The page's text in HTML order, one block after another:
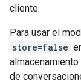
cliente.
Para usar el
store=false
de